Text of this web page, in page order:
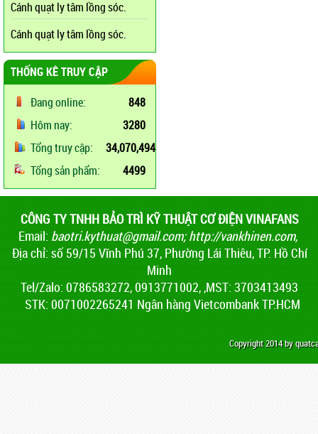
Cánh quạt ly tâm lồng sóc.
Cánh quạt ly tâm lồng sóc.
THỐNG KÊ TRUY CẬP
Đang online:
848
Hôm nay:
3280
Tổng truy cập:
34,070,494
Tổng sản phẩm:
4499
CÔNG TY TNHH BẢO TRÌ KỸ THUẬT CƠ ĐIỆN VINAFANS
Email: baotri.kythuat@gmail.com;http://vankhinen.com,
Địa chỉ: số 59/15 Vĩnh Phú 37, Phường Lái Thiêu, TP. Hồ Chí
Minh
Tel/Zalo: 0786583272, 0913771002, ,MST: 3703413493
STK: 0071002265241 Ngân hàng Vietcombank TP.HCM
Copyright 2014 by